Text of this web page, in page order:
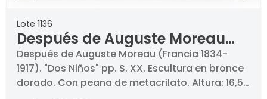
Lote 1136
Después de Auguste Moreau
(Francia 1834-1917)
Después de Auguste Moreau (Francia 1834-
1917). "Dos Niños" pp. S. XX. Escultura en bronce
dorado. Con peana de metacrilato. Altura: 16,5